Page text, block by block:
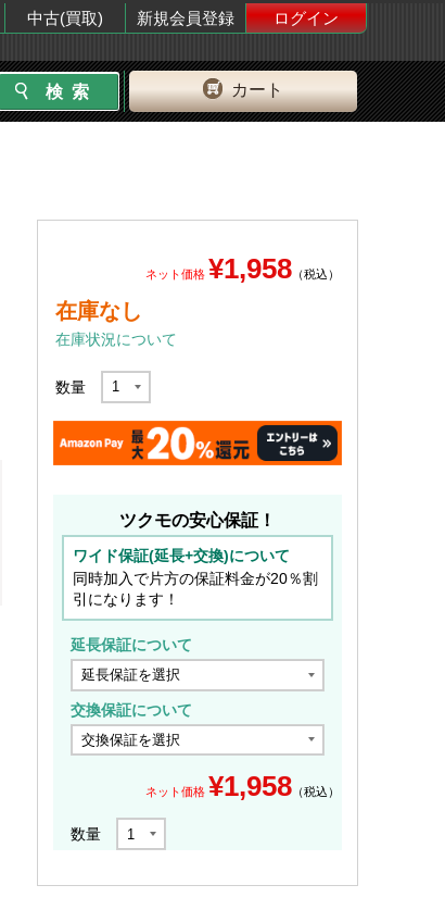
中古(買取) 新規会員登録
ログイン
カート
ネット価格 ¥1,958 （税込）
在庫なし
在庫状況について
数量
ツクモの安心保証！
ワイド保証(延長+交換)について
同時加入で片方の保証料金が20％割
引になります！
延長保証について
交換保証について
ネット価格 ¥1,958 （税込）
数量